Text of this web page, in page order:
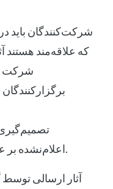
شرکت‌کنندگان باید
که علاقه‌مند هستند
شرکت
برگزارکنندگان
اعلام‌نشده بر عهده برگزارکنندگان مسابقه است.
آثار ارسالی